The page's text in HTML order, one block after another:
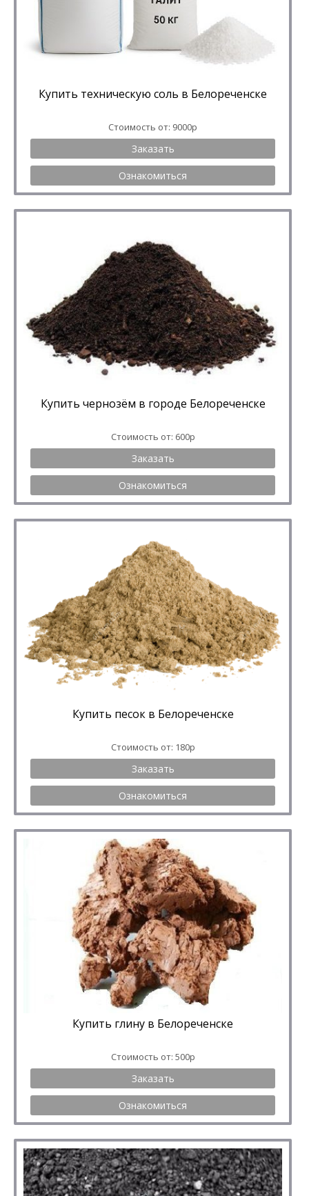
Купить техническую соль в Белореченске
Стоимость от: 9000р
Заказать
Ознакомиться
Купить чернозём в городе Белореченске
Стоимость от: 600р
Заказать
Ознакомиться
Купить песок в Белореченске
Стоимость от: 180р
Заказать
Ознакомиться
Купить глину в Белореченске
Стоимость от: 500р
Заказать
Ознакомиться